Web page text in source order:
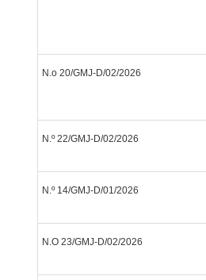
N.o 20/GMJ-D/02/2026
N.º 22/GMJ-D/02/2026
N.º 14/GMJ-D/01/2026
N.O 23/GMJ-D/02/2026